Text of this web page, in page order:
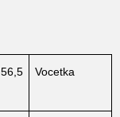
56,5 Vocetka